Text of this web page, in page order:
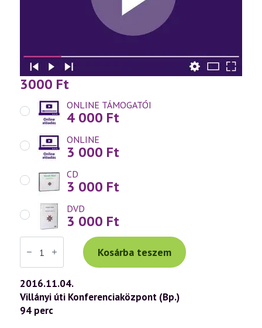
3000 Ft
ONLINE TÁMOGATÓI
4 000 Ft
ONLINE
3 000 Ft
CD
3 000 Ft
DVD
3 000 Ft
Váradi
Tibor
előadás
(749)
—
„Az
Ige
testté
lett”
Kosárba teszem
2016.11.04.
Villányi úti Konferenciaközpont (Bp.)
94 perc